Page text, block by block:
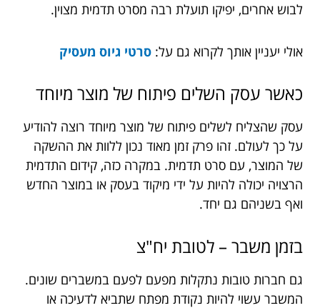
לבוש אחרים, יפיקו תועלת רבה מסרט תדמית מצוין.
אולי יעניין אותך לקרוא גם על: סרטי גיוס מעסיק
כאשר עסק השלים פיתוח של מוצר מיוחד
עסק שהצליח לשלים פיתוח של מוצר מיוחד רוצה להודיע
על כך לעולם. זהו פרק זמן מאוד נכון ללוות את ההשקה
של המוצר, עם סרט תדמית. במקרה כזה, קידום התדמית
הרצויה יכולה להיות על ידי מיקוד בעסק או במוצר החדש
ואף בשניהם גם יחד.
בזמן משבר – לטובת יח"צ
גם חברות טובות נתקלות מפעם לפעם במשברים שונים.
המשבר עשוי להיות נקודת מפתח שתביא לדעיכה או